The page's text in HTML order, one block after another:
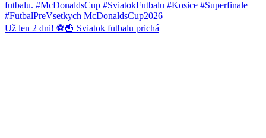
Už len 2 dni! ⚽️🍟 Sviatok futbalu prichá